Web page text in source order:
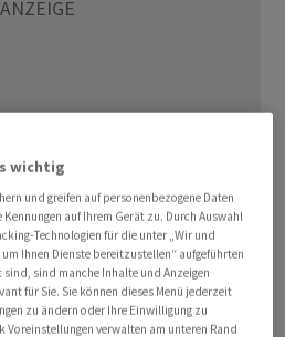
kletterte im frühen Handel
52.147 Zähler wieder in
Rekordhochs. Das hatte der
Index am vergangenen
52.655 Punkten erreicht. Der
wichtig
und greifen auf personenbezogene Daten
auf Ihrem Gerät zu. Durch Auswahl
Technologien für die unter „Wir und
Ihnen Dienste bereitzustellen“ aufgeführten
sind manche Inhalte und Anzeigen
für Sie. Sie können dieses Menü jederzeit
zu ändern oder Ihre Einwilligung zu
Voreinstellungen verwalten am unteren Rand